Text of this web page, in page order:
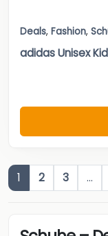
Deals, Fashion,
adidas Unisex
1 2 3 …